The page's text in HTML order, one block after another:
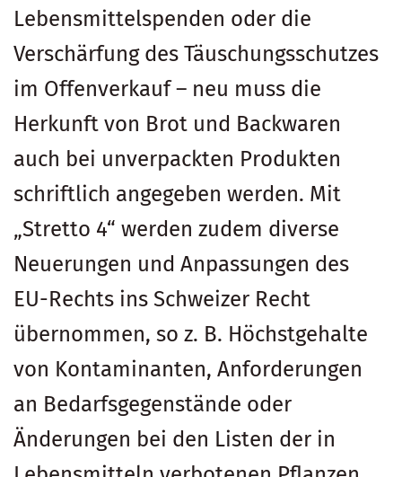
Lebensmittelspenden oder die
Verschärfung des Täuschungsschutzes
im Offenverkauf – neu muss die
Herkunft von Brot und Backwaren
auch bei unverpackten Produkten
schriftlich angegeben werden. Mit
„Stretto 4“ werden zudem diverse
Neuerungen und Anpassungen des
EU-Rechts ins Schweizer Recht
übernommen, so z. B. Höchstgehalte
von Kontaminanten, Anforderungen
an Bedarfsgegenstände oder
Änderungen bei den Listen der in